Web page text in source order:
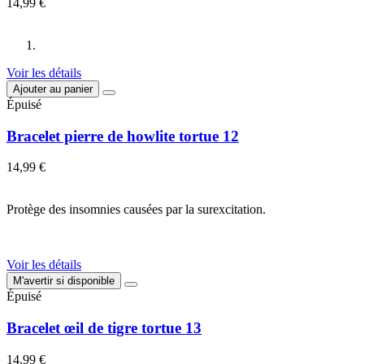
14,99 €
Voir les détails
Ajouter au panier
Épuisé
Bracelet pierre de howlite tortue 12
14,99 €
Protège des insomnies causées par la surexcitation.
Voir les détails
M'avertir si disponible
Épuisé
Bracelet œil de tigre tortue 13
14,99 €